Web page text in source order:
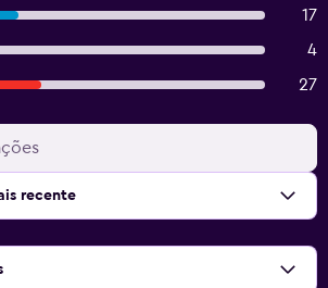
17
4
27
recente